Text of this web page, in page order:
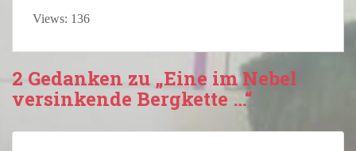
Views: 136
2 Gedanken zu „Eine im Nebel
versinkende Bergkette …“